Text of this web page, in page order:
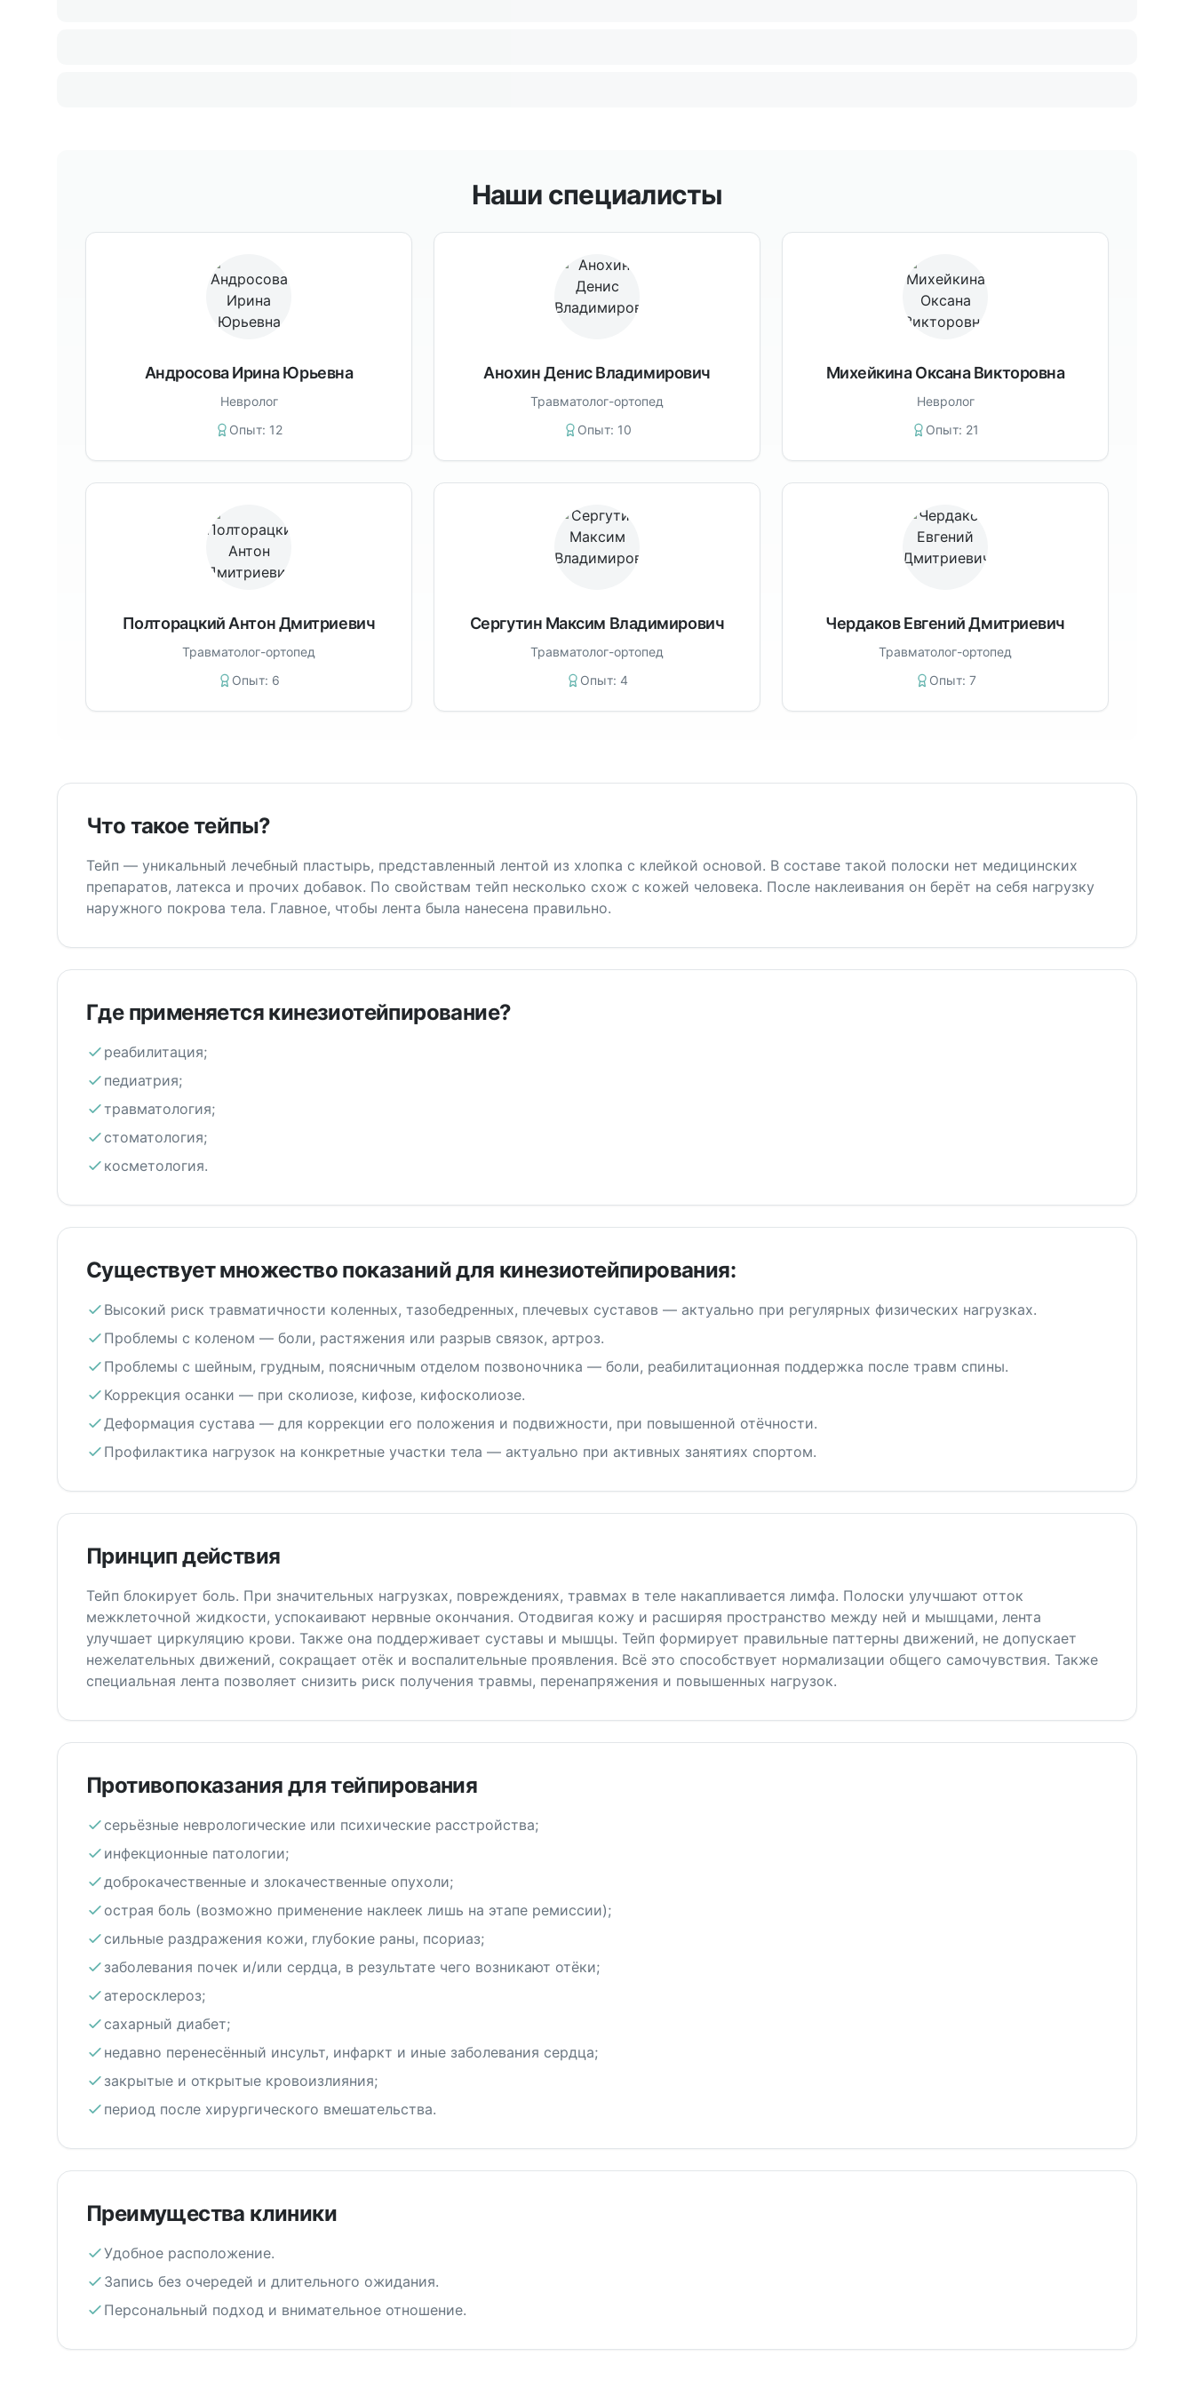
Наши специалисты
Андросова Ирина Юрьевна
Невролог
Опыт: 12
Анохин Денис Владимирович
Травматолог-ортопед
Опыт: 10
Михейкина Оксана Викторовна
Невролог
Опыт: 21
Полторацкий Антон Дмитриевич
Травматолог-ортопед
Опыт: 6
Сергутин Максим Владимирович
Травматолог-ортопед
Опыт: 4
Чердаков Евгений Дмитриевич
Травматолог-ортопед
Опыт: 7
Что такое тейпы?
Тейп — уникальный лечебный пластырь, представленный лентой из хлопка с клейкой основой. В составе такой полоски нет медицинских
препаратов, латекса и прочих добавок. По свойствам тейп несколько схож с кожей человека. После наклеивания он берёт на себя нагрузку
наружного покрова тела. Главное, чтобы лента была нанесена правильно.
Где применяется кинезиотейпирование?
реабилитация;
педиатрия;
травматология;
стоматология;
косметология.
Существует множество показаний для кинезиотейпирования:
Высокий риск травматичности коленных, тазобедренных, плечевых суставов — актуально при регулярных физических нагрузках.
Проблемы с коленом — боли, растяжения или разрыв связок, артроз.
Проблемы с шейным, грудным, поясничным отделом позвоночника — боли, реабилитационная поддержка после травм спины.
Коррекция осанки — при сколиозе, кифозе, кифосколиозе.
Деформация сустава — для коррекции его положения и подвижности, при повышенной отёчности.
Профилактика нагрузок на конкретные участки тела — актуально при активных занятиях спортом.
Принцип действия
Тейп блокирует боль. При значительных нагрузках, повреждениях, травмах в теле накапливается лимфа. Полоски улучшают отток
межклеточной жидкости, успокаивают нервные окончания. Отодвигая кожу и расширяя пространство между ней и мышцами, лента
улучшает циркуляцию крови. Также она поддерживает суставы и мышцы. Тейп формирует правильные паттерны движений, не допускает
нежелательных движений, сокращает отёк и воспалительные проявления. Всё это способствует нормализации общего самочувствия. Также
специальная лента позволяет снизить риск получения травмы, перенапряжения и повышенных нагрузок.
Противопоказания для тейпирования
серьёзные неврологические или психические расстройства;
инфекционные патологии;
доброкачественные и злокачественные опухоли;
острая боль (возможно применение наклеек лишь на этапе ремиссии);
сильные раздражения кожи, глубокие раны, псориаз;
заболевания почек и/или сердца, в результате чего возникают отёки;
атеросклероз;
сахарный диабет;
недавно перенесённый инсульт, инфаркт и иные заболевания сердца;
закрытые и открытые кровоизлияния;
период после хирургического вмешательства.
Преимущества клиники
Удобное расположение.
Запись без очередей и длительного ожидания.
Персональный подход и внимательное отношение.